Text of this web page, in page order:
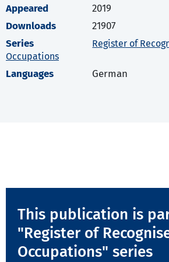
Appeared
2019
Downloads
21907
Series
Register of
Occupations
Languages German
This publication is
"Register of
Occupations" series